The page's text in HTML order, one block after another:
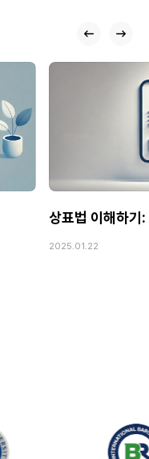
상표법 이해하기
2025.01.22